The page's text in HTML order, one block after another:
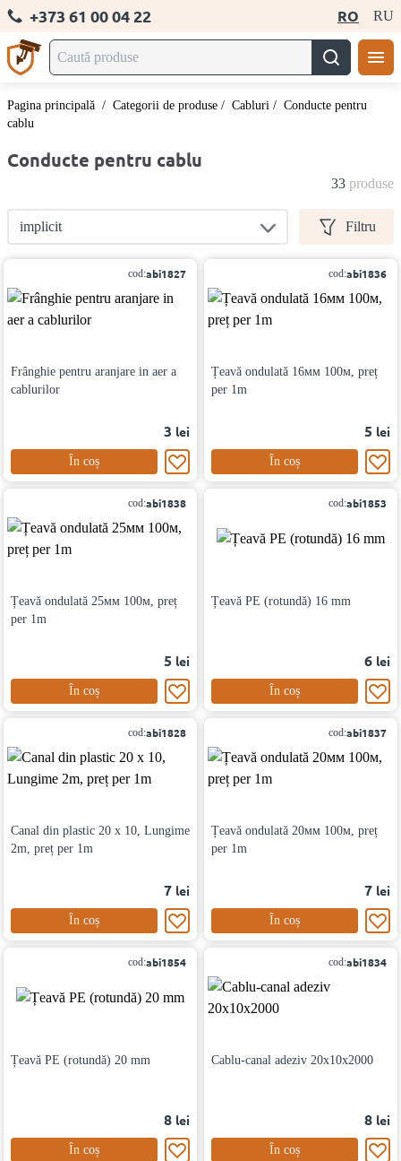
+373 61 00 04 22 RO RU
Pagina principală / Categorii de produse / Cabluri / Conducte pentru
cablu
Conducte pentru cablu
33 produse
implicit Filtru
cod:abi1827
Frânghie pentru aranjare in aer a
cablurilor
3 lei
În coș
cod:abi1836
Țeavă ondulată 16мм 100м, preț
per 1m
5 lei
În coș
cod:abi1838
Țeavă ondulată 25мм 100м, preț
per 1m
5 lei
În coș
cod:abi1853
Țeavă PE (rotundă) 16 mm
6 lei
În coș
cod:abi1828
Canal din plastic 20 х 10, Lungime
2m, preț per 1m
7 lei
În coș
cod:abi1837
Țeavă ondulată 20мм 100м, preț
per 1m
7 lei
În coș
cod:abi1854
Țeavă PE (rotundă) 20 mm
8 lei
În coș
cod:abi1834
Cablu-canal adeziv 20x10x2000
8 lei
În coș